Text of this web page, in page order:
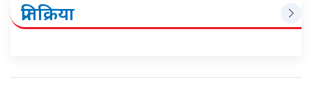
प्रतिक्रिया